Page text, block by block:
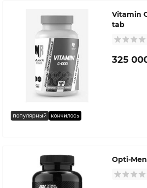
популярный кончилось
Vitamin
tab
325
Opti-Men